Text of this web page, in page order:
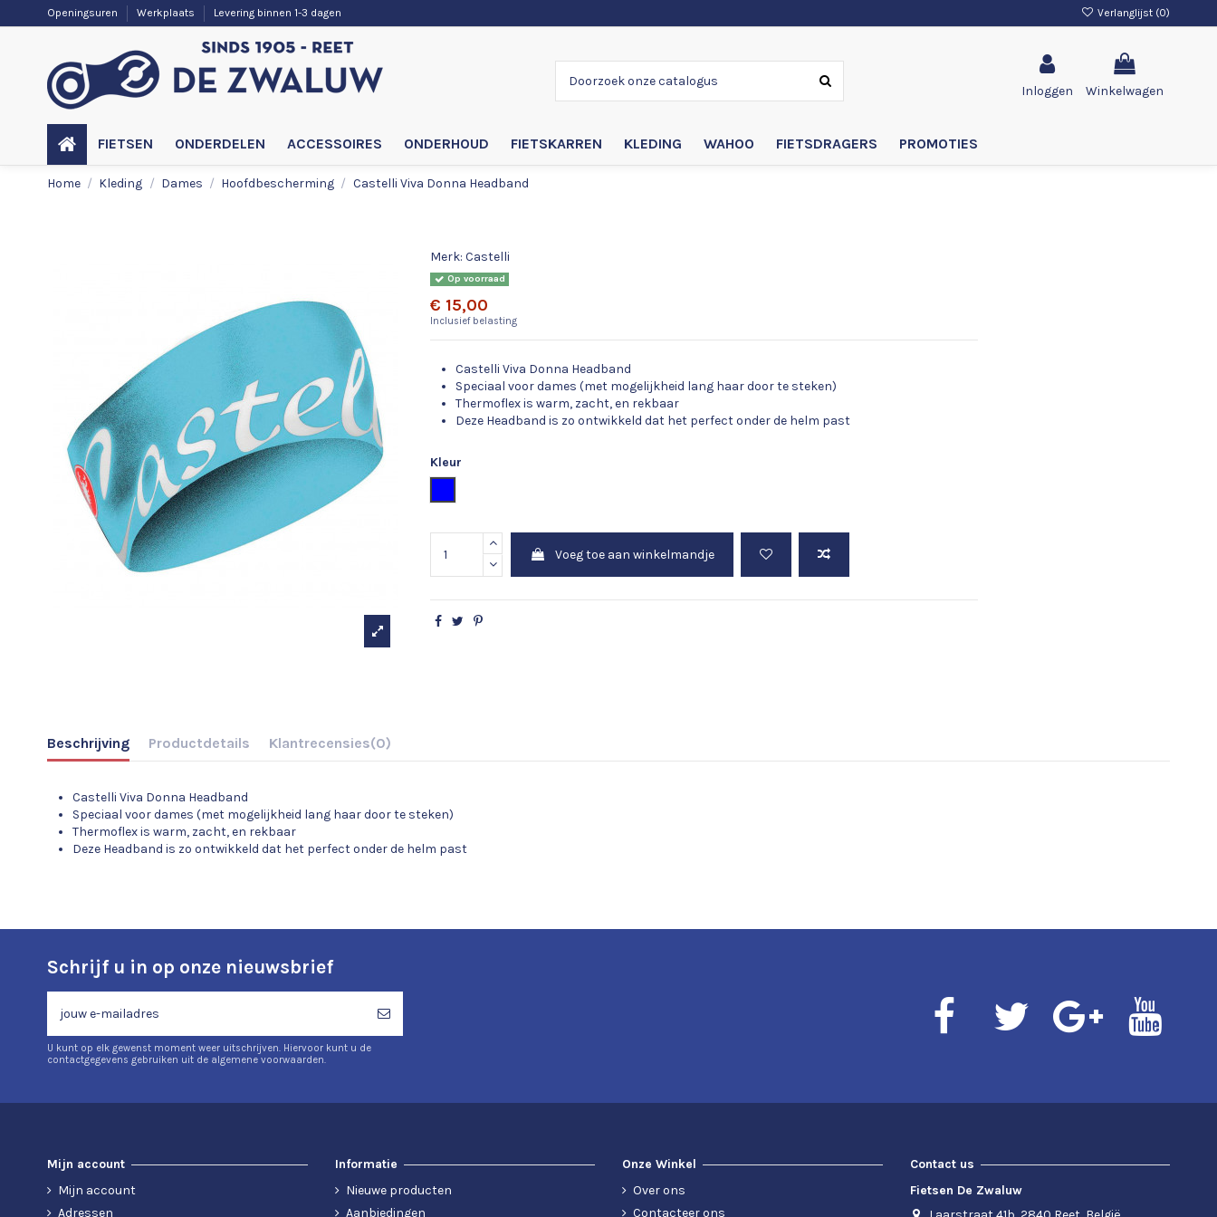
Openingsuren Werkplaats Levering binnen 1-3 dagen Verlanglijst (0)
Inloggen Winkelwagen
FIETSEN ONDERDELEN ACCESSOIRES ONDERHOUD FIETSKARREN KLEDING WAHOO FIETSDRAGERS PROMOTIES
Home Kleding Dames Hoofdbescherming Castelli Viva Donna Headband
Merk: Castelli
Op voorraad
€ 15,00
Inclusief belasting
Castelli Viva Donna Headband
Speciaal voor dames (met mogelijkheid lang haar door te steken)
Thermoflex is warm, zacht, en rekbaar
Deze Headband is zo ontwikkeld dat het perfect onder de helm past
Kleur
Voeg toe aan winkelmandje
Beschrijving Productdetails Klantrecensies(0)
Castelli Viva Donna Headband
Speciaal voor dames (met mogelijkheid lang haar door te steken)
Thermoflex is warm, zacht, en rekbaar
Deze Headband is zo ontwikkeld dat het perfect onder de helm past
Schrijf u in op onze nieuwsbrief
U kunt op elk gewenst moment weer uitschrijven. Hiervoor kunt u de
contactgegevens gebruiken uit de algemene voorwaarden.
Mijn account
Mijn account
Adressen
Informatie
Nieuwe producten
Aanbiedingen
Onze Winkel
Over ons
Contacteer ons
Contact us
Fietsen De Zwaluw